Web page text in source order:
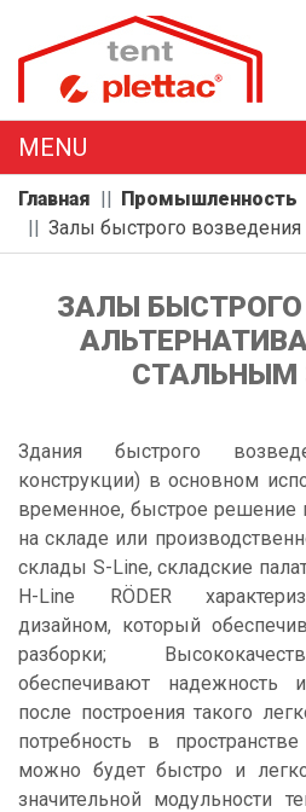
MENU
Главная
Промышленность
Залы быстрого возведения
ЗАЛЫ
СТАЛЬНЫМ
Здания быстрого
конструкции) в основном
временное, быстрое решение
на складе или
склады S-Line, складские
H-Line RÖDER
дизайном, который
разборки;
обеспечивают надежность
после построения такого
потребность в
можно будет быстро и
значительной модульности